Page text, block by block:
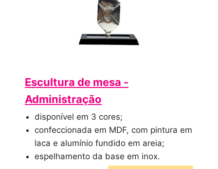
Escultura de mesa -
Administração
disponível em 3 cores;
confeccionada em MDF, com pintura em
laca e alumínio fundido em areia;
espelhamento da base em inox.